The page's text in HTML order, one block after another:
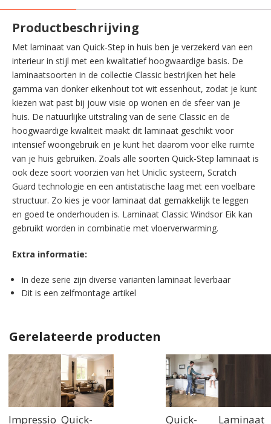
Productbeschrijving
Met laminaat van Quick-Step in huis ben je verzekerd van een
interieur in stijl met een kwalitatief hoogwaardige basis. De
laminaatsoorten in de collectie Classic bestrijken het hele
gamma van donker eikenhout tot wit essenhout, zodat je kunt
kiezen wat past bij jouw visie op wonen en de sfeer van je
huis. De natuurlijke uitstraling van de serie Classic en de
hoogwaardige kwaliteit maakt dit laminaat geschikt voor
intensief woongebruik en je kunt het daarom voor elke ruimte
van je huis gebruiken. Zoals alle soorten Quick-Step laminaat is
ook deze soort voorzien van het Uniclic systeem, Scratch
Guard technologie en een antistatische laag met een voelbare
structuur. Zo kies je voor laminaat dat gemakkelijk te leggen
en goed te onderhouden is. Laminaat Classic Windsor Eik kan
gebruikt worden in combinatie met vloerverwarming.
Extra informatie:
In deze serie zijn diverse varianten laminaat leverbaar
Dit is een zelfmontage artikel
Gerelateerde producten
Impressio
Laminaat
Quick-
Quick-